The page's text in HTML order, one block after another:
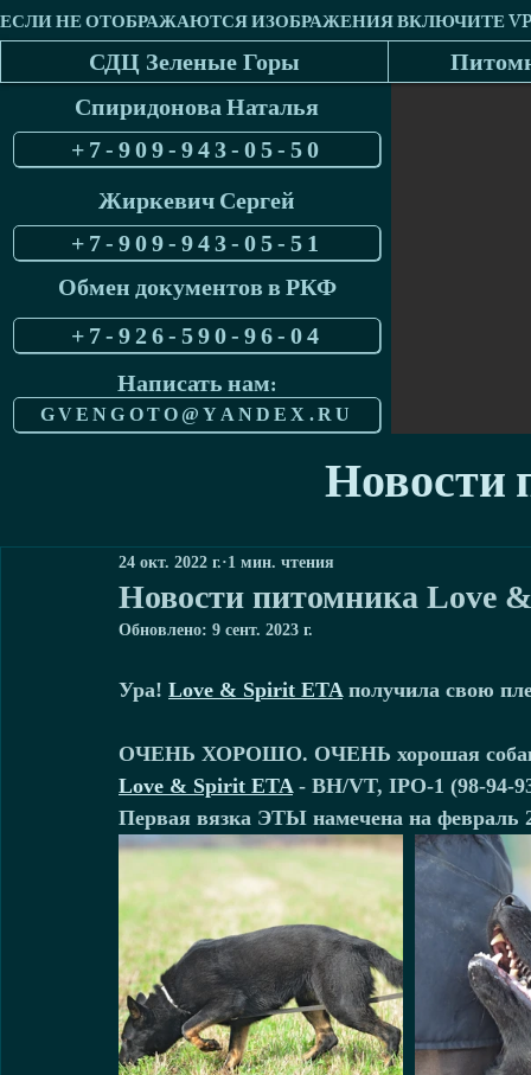
СДЦ Зеленые Горы
Спиридонова Наталья
+7-909-943-05-50
Жиркевич Сергей
+7-909-943-05-51
Обмен документов в РКФ
+7-926-590-96-04
Написать нам:
GVENGOTO@YANDEX.RU
Новости
Новости питомника Love
24 окт. 2022 г. 1 мин. чтения
Обновлено: 9 сент. 2023 г.
Ура! Love & Spirit ETA получила свою
ОЧЕНЬ ХОРОШО. ОЧЕНЬ хорошая
Love & Spirit ETA - BH/VT, IPO-1 (98-94-
Первая вязка ЭТЫ намечена на февраль